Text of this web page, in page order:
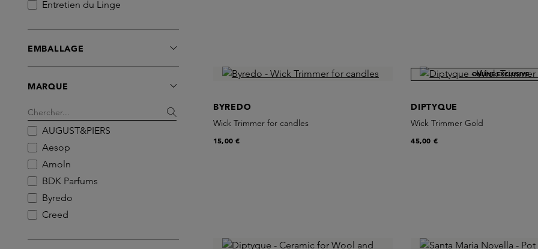
Entretien du Linge
Sets
EMBALLAGE
MARQUE
AUGUST&PIERS
Aesop
Amoln
BDK Parfums
Byredo
Creed
BYREDO
Wick Trimmer for candles
15,00 €
ONLINE EXCLUSIVE
DIPTYQUE
Wick Trimmer Gold
45,00 €